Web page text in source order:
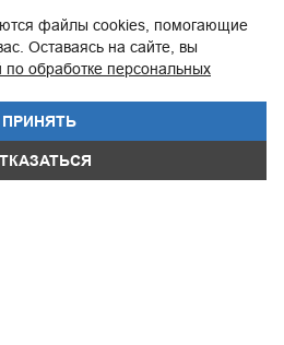
цен. Приобретение любой продукции
с условиями индивидуального договора
продавцом. Технические
и изображения автомобилей,
от технических характеристик,
автомобилей, поставляемых в
информацию уточняйте по
UDP Auto
файлы cookies, помогающие
Оставаясь на сайте, вы
по обработке персональных
ПРИНЯТЬ